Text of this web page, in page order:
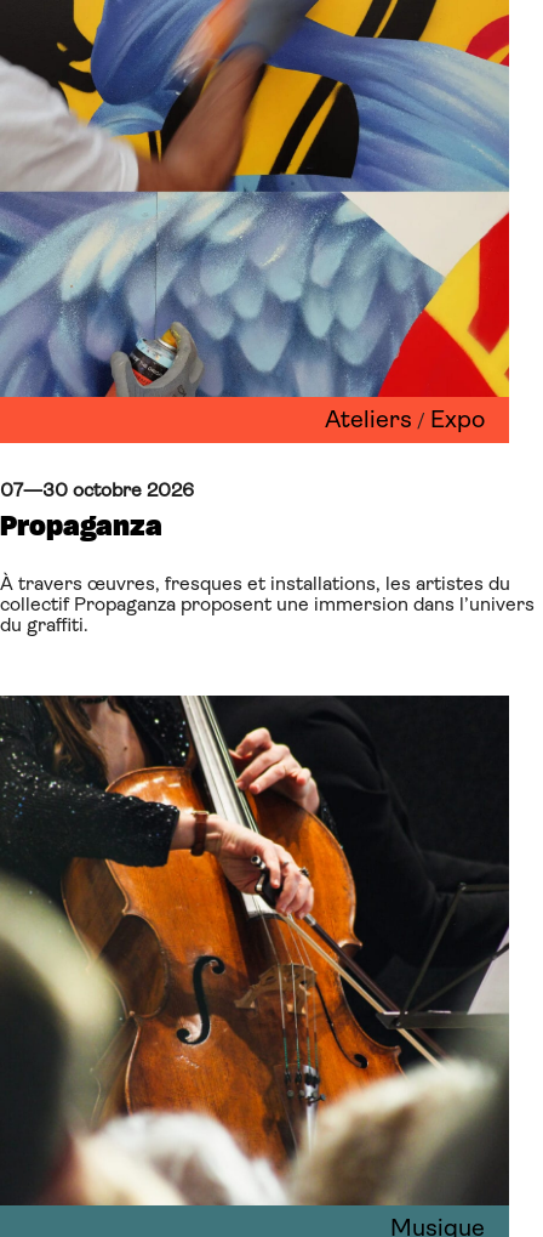
Ateliers / Expo
07—30 octobre 2026
Propaganza
À travers œuvres, fresques et installations, les artistes du
collectif Propaganza proposent une immersion dans l’univers
du graffiti.
Musique